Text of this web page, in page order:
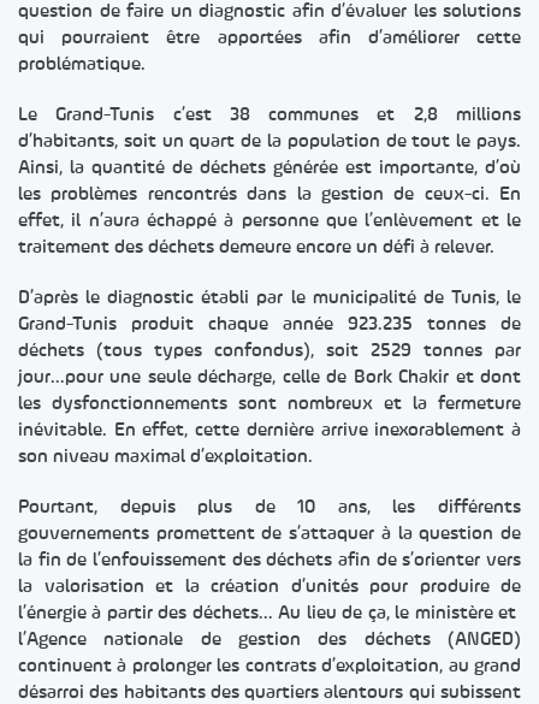
question de faire un diagnostic afin d’évaluer les solutions
qui pourraient être apportées afin d’améliorer cette
problématique.
Le Grand-Tunis c’est 38 communes et 2,8 millions
d’habitants, soit un quart de la population de tout le pays.
Ainsi, la quantité de déchets générée est importante, d’où
les problèmes rencontrés dans la gestion de ceux-ci. En
effet, il n’aura échappé à personne que l’enlèvement et le
traitement des déchets demeure encore un défi à relever.
D’après le diagnostic établi par le municipalité de Tunis, le
Grand-Tunis produit chaque année 923.235 tonnes de
déchets (tous types confondus), soit 2529 tonnes par
jour…pour une seule décharge, celle de Bork Chakir et dont
les dysfonctionnements sont nombreux et la fermeture
inévitable. En effet, cette dernière arrive inexorablement à
son niveau maximal d’exploitation.
Pourtant, depuis plus de 10 ans, les différents
gouvernements promettent de s’attaquer à la question de
la fin de l’enfouissement des déchets afin de s’orienter vers
la valorisation et la création d’unités pour produire de
l’énergie à partir des déchets… Au lieu de ça, le ministère et
l’Agence nationale de gestion des déchets (ANGED)
continuent à prolonger les contrats d’exploitation, au grand
désarroi des habitants des quartiers alentours qui subissent